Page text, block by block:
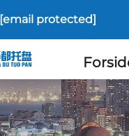
[email protected]